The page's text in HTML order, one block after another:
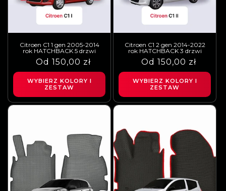
Citroen C1 1 gen 2005-2014
rok HATCHBACK 5 drzwi
Cena
regularna
Cena
sprzedaży
Od 150,00 zł
WYBIERZ KOLORY I
ZESTAW
Citroen C1 2 gen 2014-2022
rok HATCHBACK 3 drzwi
Cena
regularna
Cena
sprzedaży
Od 150,00 zł
WYBIERZ KOLORY I
ZESTAW